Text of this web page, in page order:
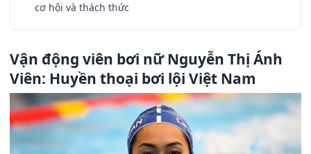
cơ hội và thách thức
Vận động viên bơi nữ Nguyễn Thị Ánh
Viên: Huyền thoại bơi lội Việt Nam